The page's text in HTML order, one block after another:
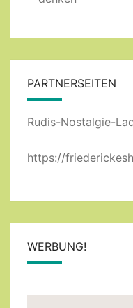
PARTNERSEITEN
Rudis-Nostalgie-
https://
WERBUNG!